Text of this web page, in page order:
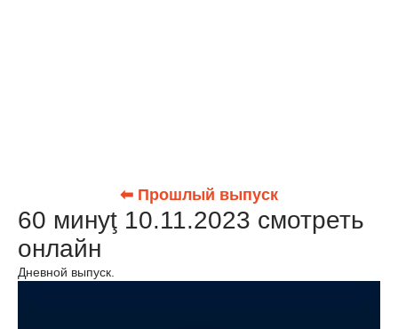
⬅ Прошлый выпуск
60 минуţ 10.11.2023 смотреть
онлайн
Дневной выпуск.